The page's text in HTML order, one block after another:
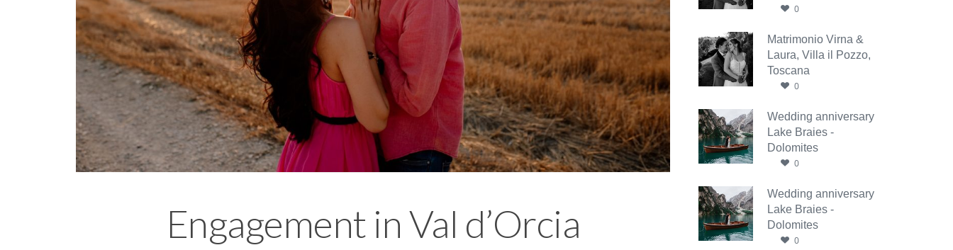
Engagement in Val d’Orcia
0
Matrimonio Virna &
Laura, Villa il Pozzo,
Toscana
0
Wedding anniversary
Lake Braies -
Dolomites
0
Wedding anniversary
Lake Braies -
Dolomites
0